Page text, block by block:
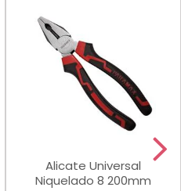
Alicate Universal
Niquelado 8 200mm